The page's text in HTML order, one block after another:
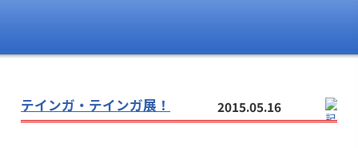
テインガ・テインガ展！ 2015.05.16